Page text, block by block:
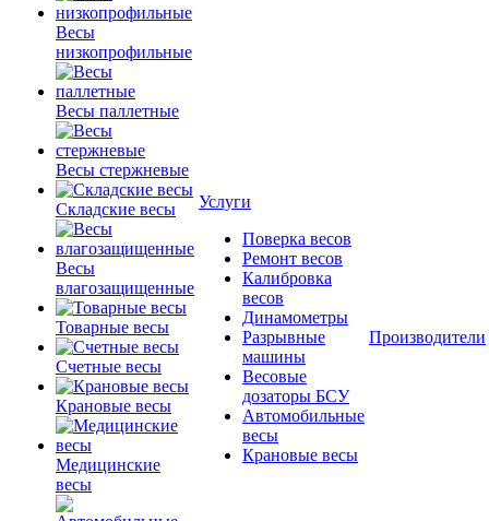
Весы
низкопрофильные
Весы паллетные
Весы стержневые
Складские весы
Весы
влагозащищенные
Товарные весы
Счетные весы
Крановые весы
Медицинские
весы
Услуги
Поверка весов
Ремонт весов
Калибровка
весов
Динамометры
Разрывные
машины
Весовые
дозаторы БСУ
Автомобильные
весы
Крановые весы
Производители